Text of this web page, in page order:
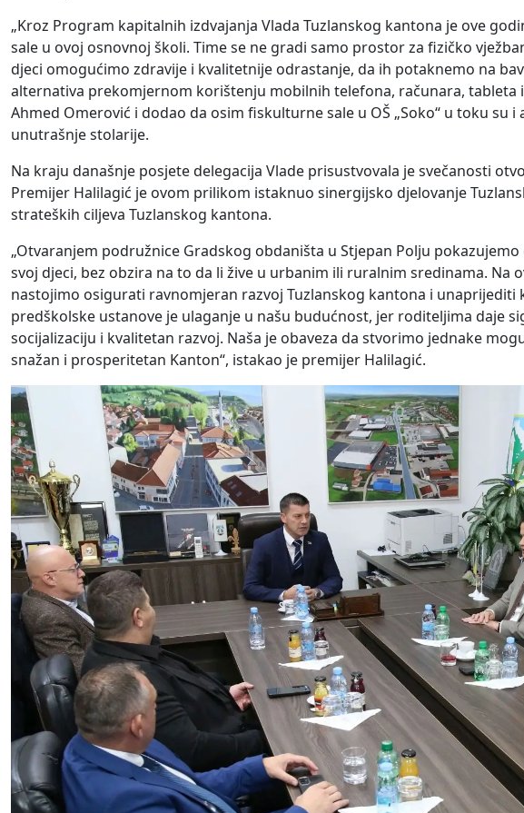
„Kroz Program kapitalnih izdvajanja Vlada Tuzlanskog kantona je ove
sale u ovoj osnovnoj školi. Time se ne gradi samo prostor za fizičko
djeci omogućimo zdravije i kvalitetnije odrastanje, da ih potaknemo na
alternativa prekomjernom korištenju mobilnih telefona, računara, tableta
Ahmed Omerović i dodao da osim fiskulturne sale u OŠ „Soko“ u toku
unutrašnje stolarije.
Na kraju današnje posjete delegacija Vlade prisustvovala je svečanosti
Premijer Halilagić je ovom prilikom istaknuo sinergijsko djelovanje
strateških ciljeva Tuzlanskog kantona.
„Otvaranjem podružnice Gradskog obdaništa u Stjepan Polju
svoj djeci, bez obzira na to da li žive u urbanim ili ruralnim sredinama. Na
nastojimo osigurati ravnomjeran razvoj Tuzlanskog kantona i unaprijediti
predškolske ustanove je ulaganje u našu budućnost, jer roditeljima daje
socijalizaciju i kvalitetan razvoj. Naša je obaveza da stvorimo jednake
snažan i prosperitetan Kanton“, istakao je premijer Halilagić.